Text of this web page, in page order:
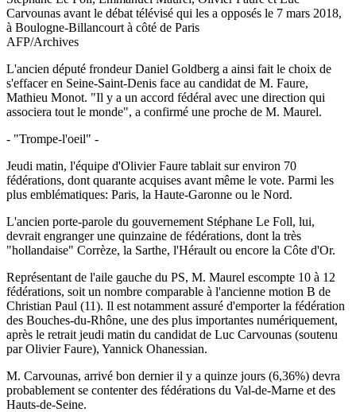
Carvounas avant le débat télévisé qui les a opposés le 7 mars 2018,
à Boulogne-Billancourt à côté de Paris
AFP/Archives
L'ancien député frondeur Daniel Goldberg a ainsi fait le choix de
s'effacer en Seine-Saint-Denis face au candidat de M. Faure,
Mathieu Monot. "Il y a un accord fédéral avec une direction qui
associera tout le monde", a confirmé une proche de M. Maurel.
- "Trompe-l'oeil" -
Jeudi matin, l'équipe d'Olivier Faure tablait sur environ 70
fédérations, dont quarante acquises avant même le vote. Parmi les
plus emblématiques: Paris, la Haute-Garonne ou le Nord.
L'ancien porte-parole du gouvernement Stéphane Le Foll, lui,
devrait engranger une quinzaine de fédérations, dont la très
"hollandaise" Corrèze, la Sarthe, l'Hérault ou encore la Côte d'Or.
Représentant de l'aile gauche du PS, M. Maurel escompte 10 à 12
fédérations, soit un nombre comparable à l'ancienne motion B de
Christian Paul (11). Il est notamment assuré d'emporter la fédération
des Bouches-du-Rhône, une des plus importantes numériquement,
après le retrait jeudi matin du candidat de Luc Carvounas (soutenu
par Olivier Faure), Yannick Ohanessian.
M. Carvounas, arrivé bon dernier il y a quinze jours (6,36%) devra
probablement se contenter des fédérations du Val-de-Marne et des
Hauts-de-Seine.